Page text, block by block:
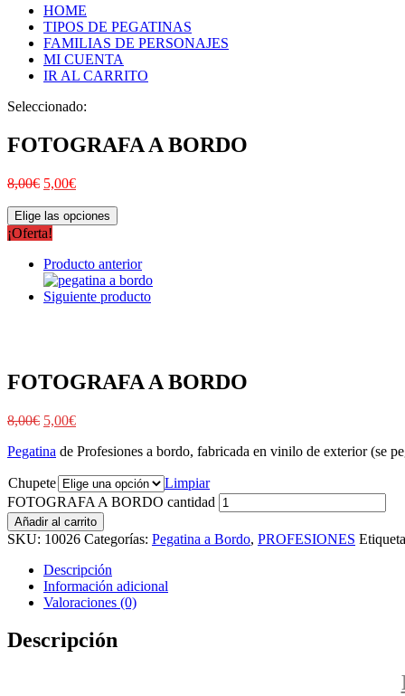
HOME
TIPOS DE PEGATINAS
FAMILIAS DE PERSONAJES
MI CUENTA
IR AL CARRITO
Seleccionado:
FOTOGRAFA A BORDO
8,00€ 5,00€
Elige las opciones
¡Oferta!
Producto anterior
Siguiente producto
FOTOGRAFA A BORDO
8,00€ 5,00€
Pegatina de Profesiones a bordo, fabricada en vinilo de exterior (se
Chupete
Limpiar
FOTOGRAFA A BORDO cantidad
Añadir al carrito
SKU: 10026 Categorías: Pegatina a Bordo, PROFESIONES
Descripción
Información adicional
Valoraciones (0)
Descripción